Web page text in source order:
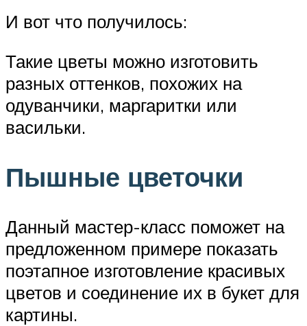
И вот что получилось:
Такие цветы можно изготовить
разных оттенков, похожих на
одуванчики, маргаритки или
васильки.
Пышные цветочки
Данный мастер-класс поможет на
предложенном примере показать
поэтапное изготовление красивых
цветов и соединение их в букет для
картины.